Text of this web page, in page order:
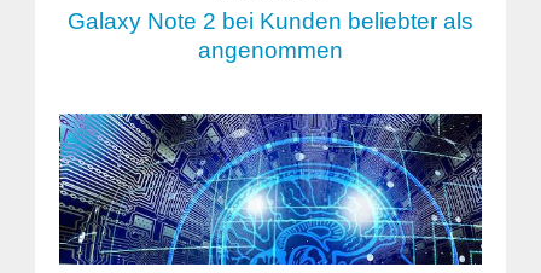
Galaxy Note 2 bei Kunden beliebter als
angenommen